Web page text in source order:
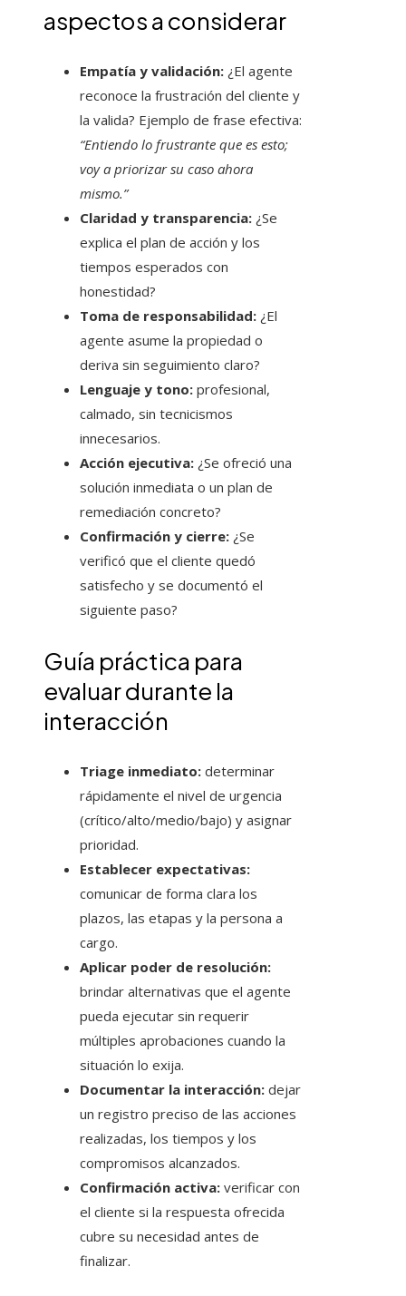
aspectos a considerar
Empatía y validación: ¿El agente
reconoce la frustración del cliente y
la valida? Ejemplo de frase efectiva:
“Entiendo lo frustrante que es esto;
voy a priorizar su caso ahora
mismo.”
Claridad y transparencia: ¿Se
explica el plan de acción y los
tiempos esperados con
honestidad?
Toma de responsabilidad: ¿El
agente asume la propiedad o
deriva sin seguimiento claro?
Lenguaje y tono: profesional,
calmado, sin tecnicismos
innecesarios.
Acción ejecutiva: ¿Se ofreció una
solución inmediata o un plan de
remediación concreto?
Confirmación y cierre: ¿Se
verificó que el cliente quedó
satisfecho y se documentó el
siguiente paso?
Guía práctica para
evaluar durante la
interacción
Triage inmediato: determinar
rápidamente el nivel de urgencia
(crítico/alto/medio/bajo) y asignar
prioridad.
Establecer expectativas:
comunicar de forma clara los
plazos, las etapas y la persona a
cargo.
Aplicar poder de resolución:
brindar alternativas que el agente
pueda ejecutar sin requerir
múltiples aprobaciones cuando la
situación lo exija.
Documentar la interacción: dejar
un registro preciso de las acciones
realizadas, los tiempos y los
compromisos alcanzados.
Confirmación activa: verificar con
el cliente si la respuesta ofrecida
cubre su necesidad antes de
finalizar.